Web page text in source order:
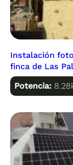
Instalación
finca de Las
Potencia: